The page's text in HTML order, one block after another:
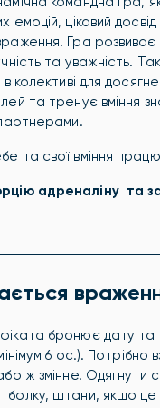
емоцій, цікавий
Гра розвиває
та уважність.
в колективі для
та тренує вміння
та свої вміння
адреналіну та
бронює дату та
6 ос.). Потрібно
ж змінне. Одягнути
штани, якщо це